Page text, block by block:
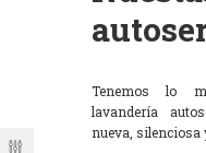
Tenemos lo
lavandería
nueva, silenciosa